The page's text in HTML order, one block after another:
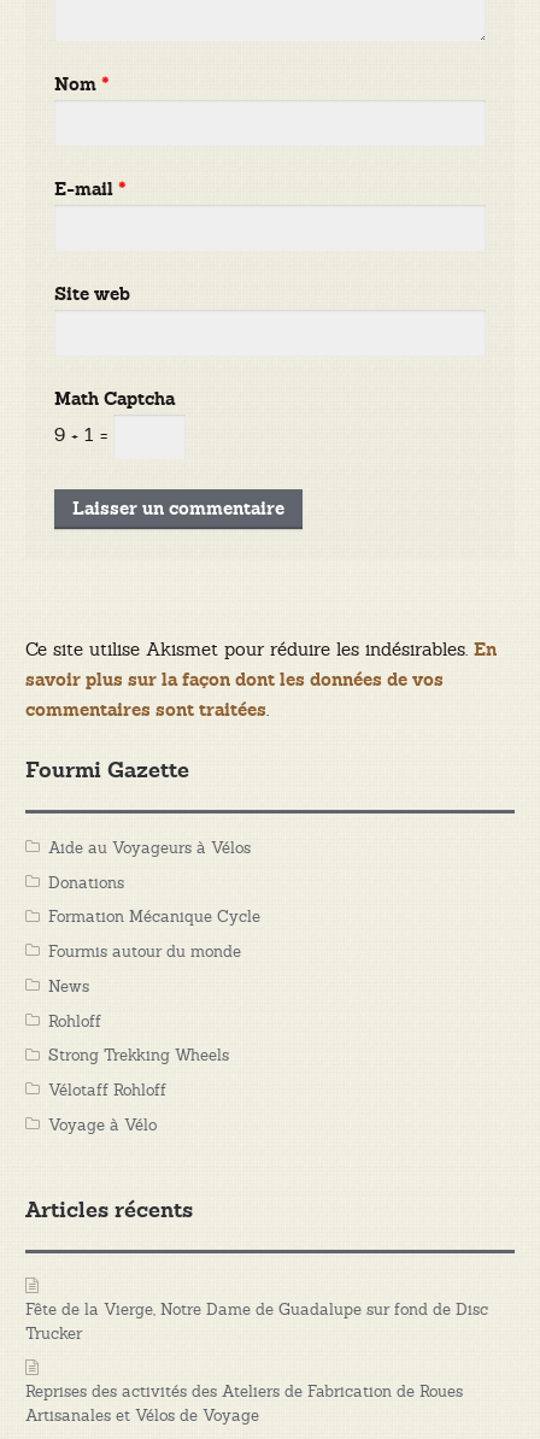
Nom*
E-mail*
Site web
Math Captcha
9 + 1 =
Ce site utilise Akismet pour réduire les indésirables. En
savoir plus sur la façon dont les données de vos
commentaires sont traitées.
Fourmi Gazette
Aide au Voyageurs à Vélos
Donations
Formation Mécanique Cycle
Fourmis autour du monde
News
Rohloff
Strong Trekking Wheels
Vélotaff Rohloff
Voyage à Vélo
Articles récents
Fête de la Vierge, Notre Dame de Guadalupe sur fond de Disc
Trucker
Reprises des activités des Ateliers de Fabrication de Roues
Artisanales et Vélos de Voyage